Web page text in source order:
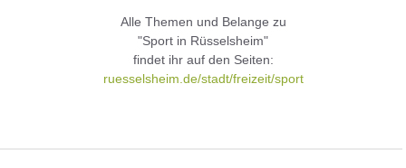
Alle Themen und Belange zu
"Sport in Rüsselsheim"
findet ihr auf den Seiten:
ruesselsheim.de/stadt/freizeit/sport